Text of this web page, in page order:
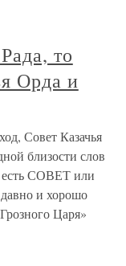
то
Орда и
Совет Казачья
близости слов
СОВЕТ или
и хорошо
Царя»